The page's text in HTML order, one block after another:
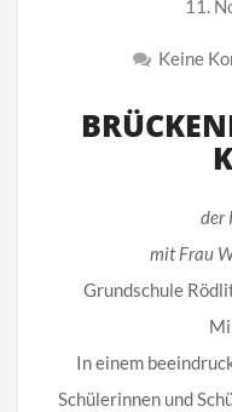
11.
Keine
der
mit Frau
Grundschule
In einem
Schülerinnen und